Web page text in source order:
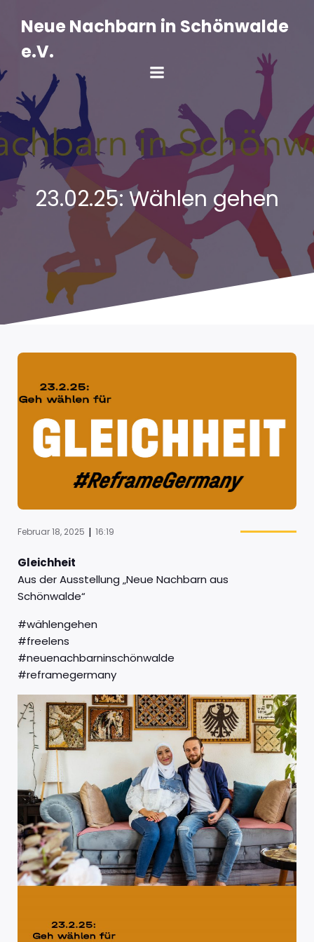
Inhalt
springenNeue Nachbarn in Schönwalde
e.V.
23.02.25: Wählen gehen
Februar 18, 2025 | 16:19
Gleichheit
Aus der Ausstellung „Neue Nachbarn aus
Schönwalde“
#wählengehen
#freelens
#neuenachbarninschönwalde
#reframegermany